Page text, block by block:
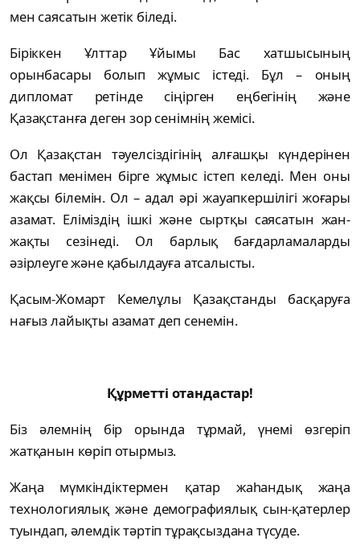
мен саясатын жетік біледі.
Біріккен Ұлттар Ұйымы Бас хатшысының
орынбасары болып жұмыс істеді. Бұл – оның
дипломат ретінде сіңірген еңбегінің және
Қазақстанға деген зор сенімнің жемісі.
Ол Қазақстан тәуелсіздігінің алғашқы күндерінен
бастап менімен бірге жұмыс істеп келеді. Мен оны
жақсы білемін. Ол – адал әрі жауапкершілігі жоғары
азамат. Еліміздің ішкі және сыртқы саясатын жан-
жақты сезінеді. Ол барлық бағдарламаларды
әзірлеуге және қабылдауға атсалысты.
Қасым-Жомарт Кемелұлы Қазақстанды басқаруға
нағыз лайықты азамат деп сенемін.
Құрметті отандастар!
Біз әлемнің бір орында тұрмай, үнемі өзгеріп
жатқанын көріп отырмыз.
Жаңа мүмкіндіктермен қатар жаһандық жаңа
технологиялық және демографиялық сын-қатерлер
туындап, әлемдік тәртіп тұрақсыздана түсуде.